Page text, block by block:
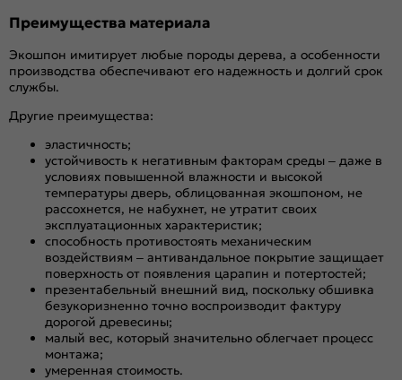
Преимущества материала
Экошпон имитирует любые породы дерева, а особенности
производства обеспечивают его надежность и долгий срок
службы.
Другие преимущества:
эластичность;
устойчивость к негативным факторам среды – даже в
условиях повышенной влажности и высокой
температуры дверь, облицованная экошпоном, не
рассохнется, не набухнет, не утратит своих
эксплуатационных характеристик;
способность противостоять механическим
воздействиям – антивандальное покрытие защищает
поверхность от появления царапин и потертостей;
презентабельный внешний вид, поскольку обшивка
безукоризненно точно воспроизводит фактуру
дорогой древесины;
малый вес, который значительно облегчает процесс
монтажа;
умеренная стоимость.